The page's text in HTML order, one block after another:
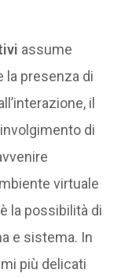
assume
la presenza di
il
di
virtuale
la possibilità di
e sistema. In
più delicati